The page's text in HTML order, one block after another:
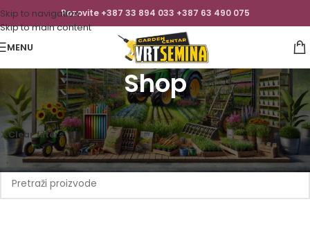
Skip to navigation
Skip to main content
Pozovite +387 33 894 033 +387 63 490 075
MENU
Shop
Početna /Shop
Clear filters Gerber
Nisu pronađeni proizvodi koji odgovaraju vašem odabiru.